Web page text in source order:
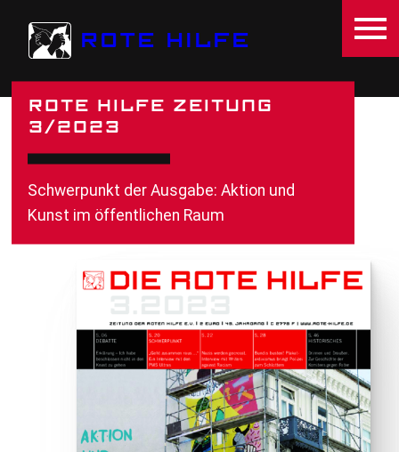
ROTE HILFE
ROTE HILFE ZEITUNG
3/2023
Schwerpunkt der Ausgabe: Aktion und
Kunst im öffentlichen Raum